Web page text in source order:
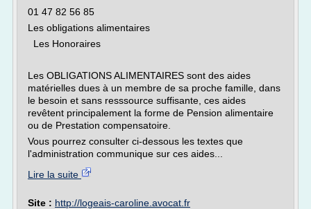
01 47 82 56 85
Les obligations alimentaires
Les Honoraires
Les OBLIGATIONS ALIMENTAIRES sont des aides
matérielles dues à un membre de sa proche famille, dans
le besoin et sans resssource suffisante, ces aides
revêtent principalement la forme de Pension alimentaire
ou de Prestation compensatoire.
Vous pourrez consulter ci-dessous les textes que
l'administration communique sur ces aides...
Lire la suite
Site : http://logeais-caroline.avocat.fr